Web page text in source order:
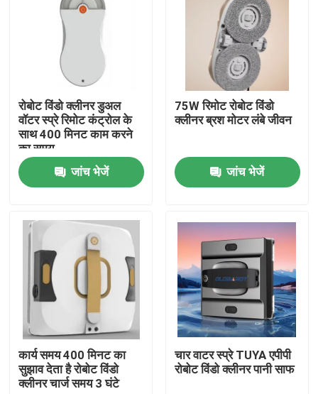
हमारे बारे में
कारखाना भ्रमण
एक उद्धरण का अनुरोध करें
रोबोट वैक्यूम क्लीनर
रोबोट विंडो क्लीनर
रोबोट विंडो क्लीनर डुअल
वॉटर स्प्रे रिमोट कंट्रोल के
साथ 400 मिनट काम करने
का समय
जांच भेजें
75W रिमोट रोबोट विंडो
क्लीनर ब्रश मोटर लंबे जीवन
जांच भेजें
कार्य समय 400 मिनट का
सुझाव देता है रोबोट विंडो
क्लीनर चार्ज समय 3 घंटे
चार वाटर स्प्रे TUYA एपीपी
रोबोट विंडो क्लीनर पानी साफ